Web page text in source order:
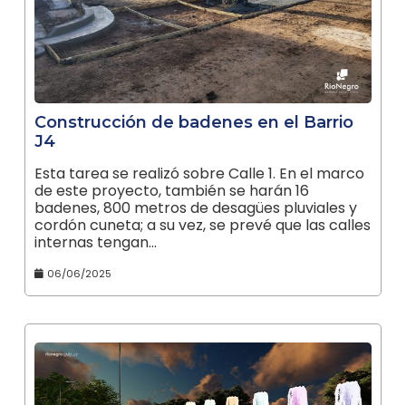
Construcción de badenes en el Barrio
J4
Esta tarea se realizó sobre Calle 1. En el marco
de este proyecto, también se harán 16
badenes, 800 metros de desagües pluviales y
cordón cuneta; a su vez, se prevé que las calles
internas tengan…
06/06/2025